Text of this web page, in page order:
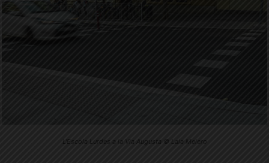
L'Escola Lurdes a la Via Augusta © Laia Melero